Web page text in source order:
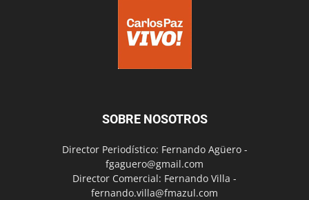
SOBRE NOSOTROS
Director Periodístico: Fernando Agüero -
fgaguero@gmail.com
Director Comercial: Fernando Villa -
fernando.villa@fmazul.com